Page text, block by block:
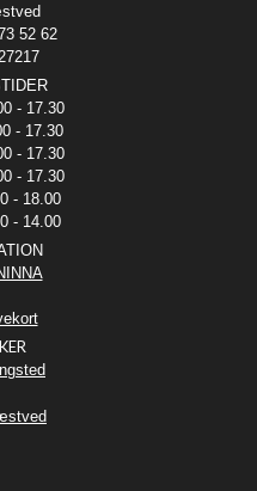
52 62
- 17.30
- 17.30
- 17.30
- 17.30
- 18.00
- 14.00